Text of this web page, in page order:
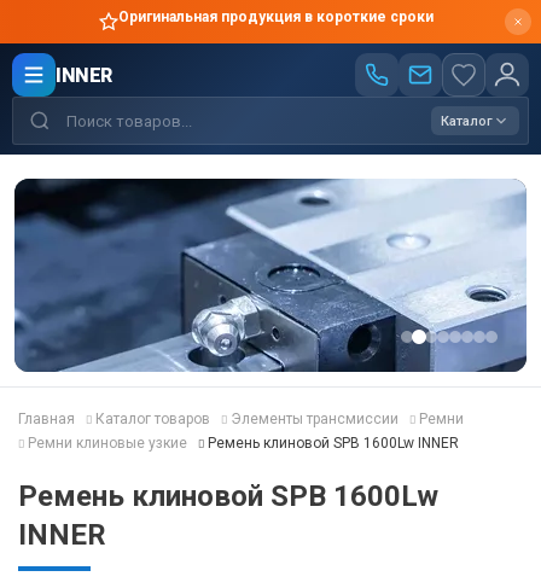
Оригинальная продукция в короткие сроки
INNER
Каталог
Главная Каталог товаров Элементы трансмиссии
Ремни
Ремни клиновые узкие
Ремень клиновой SPB 1600Lw INNER
Ремень клиновой SPB 1600Lw
INNER